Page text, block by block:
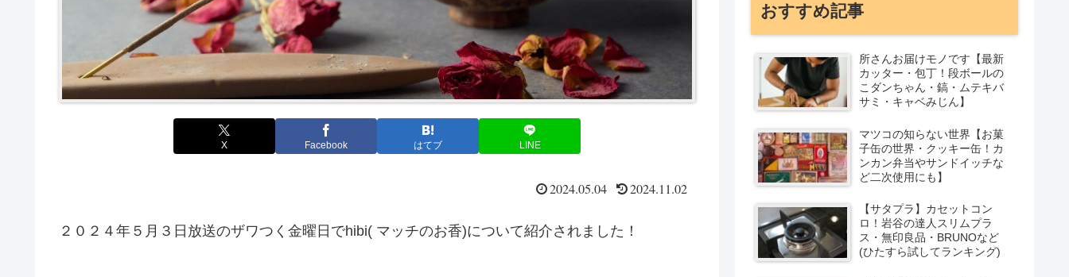
X Facebook はてブ LINE
2024.05.04 2024.11.02
２０２４年５月３日放送のザワつく金曜日でhibi( マッチのお香)について紹介されました！
おすすめ記事
所さんお届けモノです【最新
カッター・包丁！段ボールの
こダンちゃん・鎬・ムテキバ
サミ・キャベみじん】
マツコの知らない世界【お菓
子缶の世界・クッキー缶！カ
ンカン弁当やサンドイッチな
ど二次使用にも】
【サタプラ】カセットコン
ロ！岩谷の達人スリムプラ
ス・無印良品・BRUNOなど
(ひたすら試してランキング)